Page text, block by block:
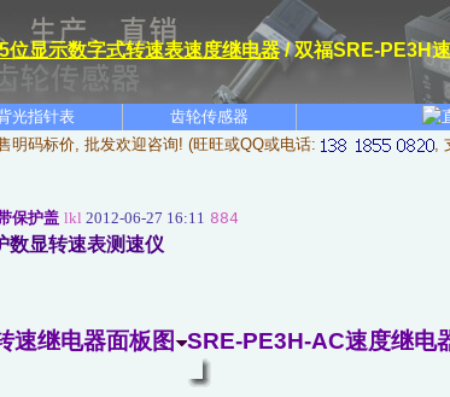
5位显示数字式转速表速度继电器/ 双福SRE-PE3H
光指针表
齿轮传感器
明码标价, 批发欢迎咨询! (旺旺或QQ或电话: ,
保护盖 lkl 2012-06-27 16:11 884
数显转速表测速仪
速继电器面板图 SRE-PE3H-AC速度继电